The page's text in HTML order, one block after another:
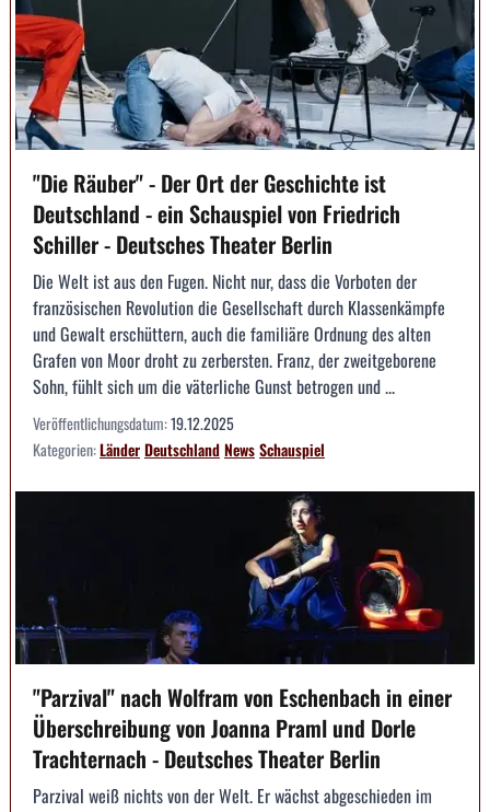
"Die Räuber" - Der Ort der Geschichte ist
Deutschland - ein Schauspiel von Friedrich
Schiller - Deutsches Theater Berlin
Die Welt ist aus den Fugen. Nicht nur, dass die Vorboten der
französischen Revolution die Gesellschaft durch Klassenkämpfe
und Gewalt erschüttern, auch die familiäre Ordnung des alten
Grafen von Moor droht zu zerbersten. Franz, der zweitgeborene
Sohn, fühlt sich um die väterliche Gunst betrogen und ...
Veröffentlichungsdatum:19.12.2025
Kategorien:LänderDeutschlandNewsSchauspiel
"Parzival" nach Wolfram von Eschenbach in einer
Überschreibung von Joanna Praml und Dorle
Trachternach - Deutsches Theater Berlin
Parzival weiß nichts von der Welt. Er wächst abgeschieden im